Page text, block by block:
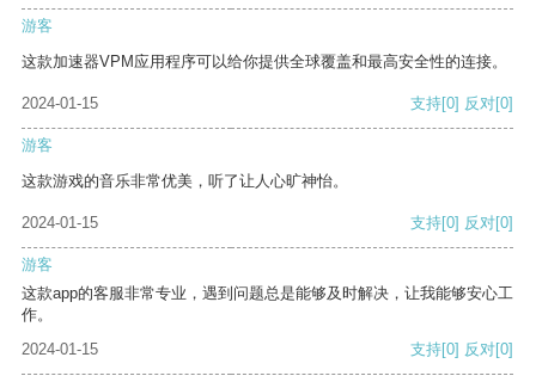
游客
这款加速器VPM应用程序可以给你提供全球覆盖和最高安全性的连接。
2024-01-15 支持[0] 反对[0]
游客
这款游戏的音乐非常优美，听了让人心旷神怡。
2024-01-15 支持[0] 反对[0]
游客
这款app的客服非常专业，遇到问题总是能够及时解决，让我能够安心工
作。
2024-01-15
支持[0] 反对[0]